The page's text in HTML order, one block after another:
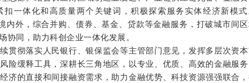
扣一体化和高质量两个关键词，积极探索服务实体经济新模
内外，综合并购、债券、基金、贷款等金融服务，打破城市间
协同，助力科创企业一体化发展。
彻落实人民银行、银保监会等主管部门意见，发挥多层次资
险缓释工具，深耕长三角地区，以专业、优质、高效的金融服
济的直接和间接融资需求，助力金融优势、科技资源强强联合